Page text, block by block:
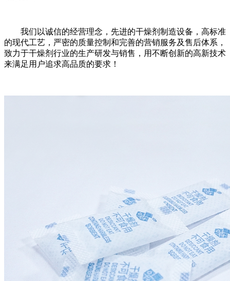
我们以诚信的经营理念，先进的干燥剂制造设备，高标准
的现代工艺，严密的质量控制和完善的营销服务及售后体系，
致力于干燥剂行业的生产研发与销售，用不断创新的高新技术
来满足用户追求高品质的要求！